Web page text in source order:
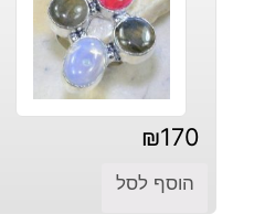
₪170
הוסף לסל